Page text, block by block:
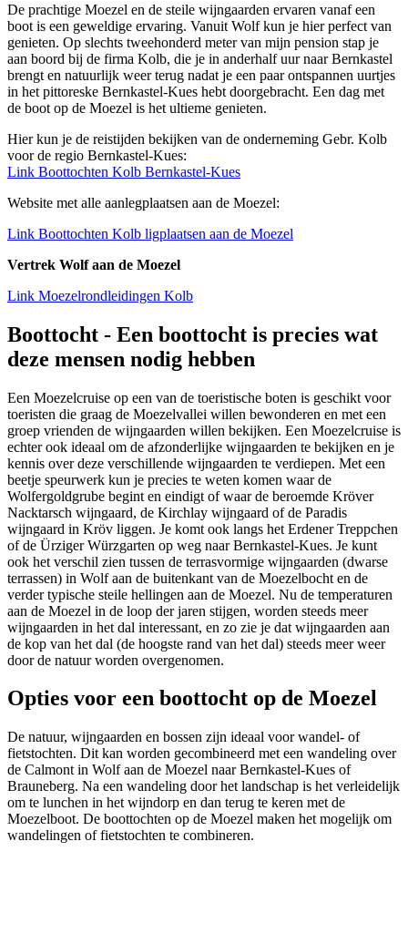
De prachtige Moezel en de steile wijngaarden ervaren vanaf een
boot is een geweldige ervaring. Vanuit Wolf kun je hier perfect van
genieten. Op slechts tweehonderd meter van mijn pension stap je
aan boord bij de firma Kolb, die je in anderhalf uur naar Bernkastel
brengt en natuurlijk weer terug nadat je een paar ontspannen uurtjes
in het pittoreske Bernkastel-Kues hebt doorgebracht. Een dag met
de boot op de Moezel is het ultieme genieten.
Hier kun je de reistijden bekijken van de onderneming Gebr. Kolb
voor de regio Bernkastel-Kues:
Link Boottochten Kolb Bernkastel-Kues
Website met alle aanlegplaatsen aan de Moezel:
Link Boottochten Kolb ligplaatsen aan de Moezel
Vertrek Wolf aan de Moezel
Link Moezelrondleidingen Kolb
Boottocht - Een boottocht is precies wat
deze mensen nodig hebben
Een Moezelcruise op een van de toeristische boten is geschikt voor
toeristen die graag de Moezelvallei willen bewonderen en met een
groep vrienden de wijngaarden willen bekijken. Een Moezelcruise is
echter ook ideaal om de afzonderlijke wijngaarden te bekijken en je
kennis over deze verschillende wijngaarden te verdiepen. Met een
beetje speurwerk kun je precies te weten komen waar de
Wolfergoldgrube begint en eindigt of waar de beroemde Kröver
Nacktarsch wijngaard, de Kirchlay wijngaard of de Paradis
wijngaard in Kröv liggen. Je komt ook langs het Erdener Treppchen
of de Ürziger Würzgarten op weg naar Bernkastel-Kues. Je kunt
ook het verschil zien tussen de terrasvormige wijngaarden (dwarse
terrassen) in Wolf aan de buitenkant van de Moezelbocht en de
verder typische steile hellingen aan de Moezel. Nu de temperaturen
aan de Moezel in de loop der jaren stijgen, worden steeds meer
wijngaarden in het dal interessant, en zo zie je dat wijngaarden aan
de kop van het dal (de hoogste rand van het dal) steeds meer weer
door de natuur worden overgenomen.
Opties voor een boottocht op de Moezel
De natuur, wijngaarden en bossen zijn ideaal voor wandel- of
fietstochten. Dit kan worden gecombineerd met een wandeling over
de Calmont in Wolf aan de Moezel naar Bernkastel-Kues of
Brauneberg. Na een wandeling door het landschap is het verleidelijk
om te lunchen in het wijndorp en dan terug te keren met de
Moezelboot. De boottochten op de Moezel maken het mogelijk om
wandelingen of fietstochten te combineren.